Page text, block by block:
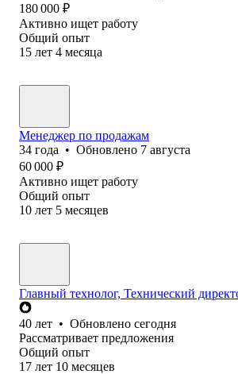
180 000 ₽
Активно ищет работу
Общий опыт
15 лет 4 месяца
Менеджер по продажам
34 года • Обновлено 7 августа
60 000 ₽
Активно ищет работу
Общий опыт
10 лет 5 месяцев
Главный технолог, Технический
40 лет • Обновлено сегодня
Рассматривает предложения
Общий опыт
17 лет 10 месяцев